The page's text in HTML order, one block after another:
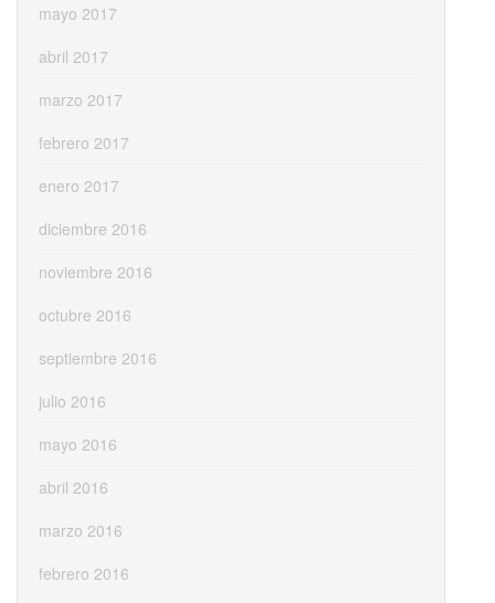
mayo 2017
abril 2017
marzo 2017
febrero 2017
enero 2017
diciembre 2016
noviembre 2016
octubre 2016
septiembre 2016
julio 2016
mayo 2016
abril 2016
marzo 2016
febrero 2016